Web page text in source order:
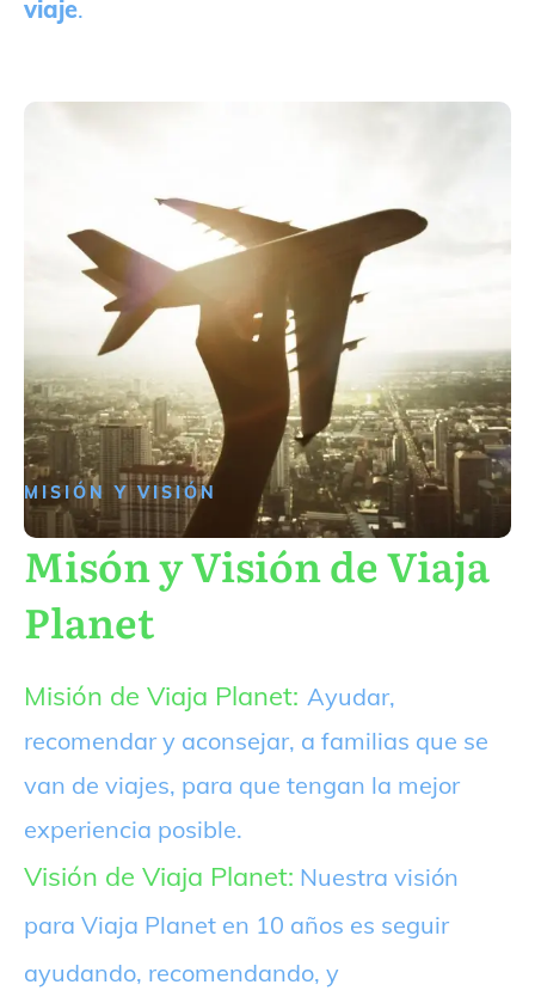
viaje.
MISIÓN Y VISIÓN
Misón y Visión de Viaja
Planet
Misión de Viaja Planet: Ayudar,
recomendar y aconsejar, a familias que se
van de viajes, para que tengan la mejor
experiencia posible.
Visión de Viaja Planet: Nuestra visión
para Viaja Planet en 10 años es seguir
ayudando, recomendando, y